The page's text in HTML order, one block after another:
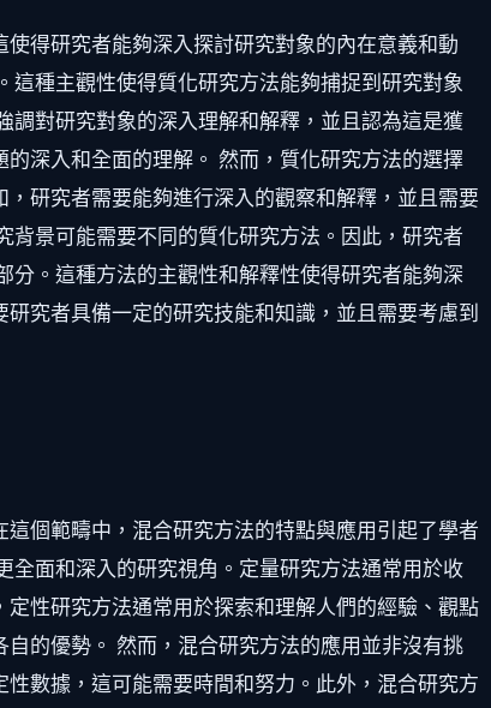
得研究者能夠深入探討研究對象的內在意義和動
種主觀性使得質化研究方法能夠捕捉到研究對象
調對研究對象的深入理解和解釋，並且認為這是獲
深入和全面的理解。 然而，質化研究方法的選擇
研究者需要能夠進行深入的觀察和解釋，並且需要
景可能需要不同的質化研究方法。因此，研究者
。這種方法的主觀性和解釋性使得研究者能夠深
究者具備一定的研究技能和知識，並且需要考慮到
個範疇中，混合研究方法的特點與應用引起了學者
全面和深入的研究視角。定量研究方法通常用於收
性研究方法通常用於探索和理解人們的經驗、觀點
的優勢。 然而，混合研究方法的應用並非沒有挑
數據，這可能需要時間和努力。此外，混合研究方